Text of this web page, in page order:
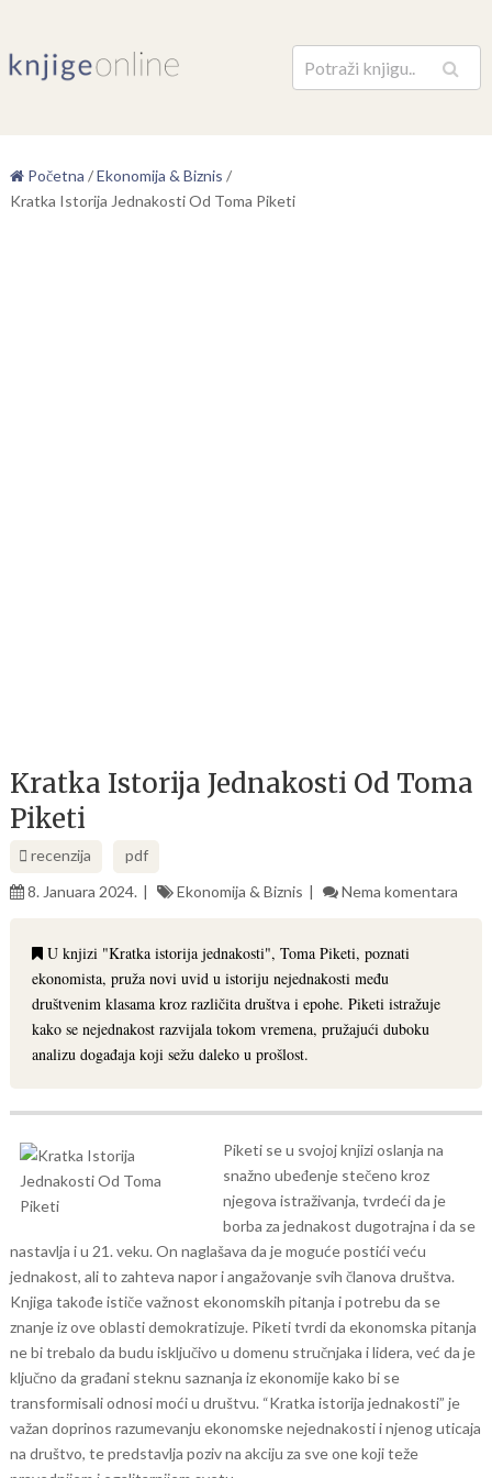
Pretraga
Početna /Ekonomija & Biznis /
Kratka Istorija Jednakosti Od Toma Piketi
Kratka Istorija Jednakosti Od Toma
Piketi
recenzija
pdf
8. Januara 2024.
Ekonomija & Biznis Nema komentara
U knjizi "Kratka istorija jednakosti", Toma Piketi, poznati
ekonomista, pruža novi uvid u istoriju nejednakosti među
društvenim klasama kroz različita društva i epohe. Piketi istražuje
kako se nejednakost razvijala tokom vremena, pružajući duboku
analizu događaja koji sežu daleko u prošlost.
Piketi se u svojoj knjizi oslanja na
snažno ubeđenje stečeno kroz
njegova istraživanja, tvrdeći da je
borba za jednakost dugotrajna i da se
nastavlja i u 21. veku. On naglašava da je moguće postići veću
jednakost, ali to zahteva napor i angažovanje svih članova društva.
Knjiga takođe ističe važnost ekonomskih pitanja i potrebu da se
znanje iz ove oblasti demokratizuje. Piketi tvrdi da ekonomska pitanja
ne bi trebalo da budu isključivo u domenu stručnjaka i lidera, već da je
ključno da građani steknu saznanja iz ekonomije kako bi se
transformisali odnosi moći u društvu. “Kratka istorija jednakosti” je
važan doprinos razumevanju ekonomske nejednakosti i njenog uticaja
na društvo, te predstavlja poziv na akciju za sve one koji teže